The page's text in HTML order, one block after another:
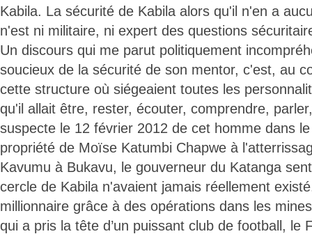
Kabila. La sécurité de Kabila alors qu'il n'en a
n'est ni militaire, ni expert des questions
Un discours qui me parut politiquement
soucieux de la sécurité de son mentor, c'est, au
cette structure où siégeaient toutes les
qu'il allait être, rester, écouter, comprendre,
suspecte le 12 février 2012 de cet homme dans le
propriété de Moïse Katumbi Chapwe à
Kavumu à Bukavu, le gouverneur du Katanga
cercle de Kabila n'avaient jamais réellement
millionnaire grâce à des opérations dans les
qui a pris la tête d’un puissant club de football, le